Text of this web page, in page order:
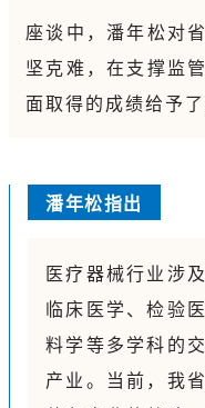
座谈中，潘年松对
坚克难，在支撑监
面取得的成绩给予了
潘年松指出
医疗器械行业涉
临床医学、检验
料学等多学科的
产业。当前，我